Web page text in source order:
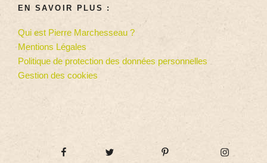
EN SAVOIR PLUS :
Qui est Pierre Marchesseau ?
Mentions Légales
Politique de protection des données personnelles
Gestion des cookies